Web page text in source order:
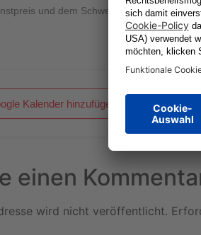
und dem Schweizer Cornichon.
Kalender hinzufügen
einen
wird nicht veröffentlicht.